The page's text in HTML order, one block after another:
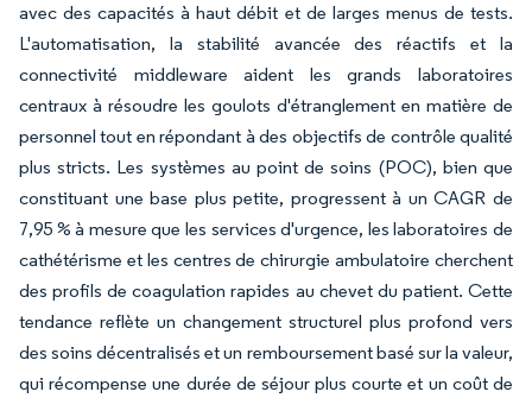
avec des capacités à haut débit et de larges menus de tests.
L'automatisation, la stabilité avancée des réactifs et la
connectivité middleware aident les grands laboratoires
centraux à résoudre les goulots d'étranglement en matière de
personnel tout en répondant à des objectifs de contrôle qualité
plus stricts. Les systèmes au point de soins (POC), bien que
constituant une base plus petite, progressent à un CAGR de
7,95 % à mesure que les services d'urgence, les laboratoires de
cathétérisme et les centres de chirurgie ambulatoire cherchent
des profils de coagulation rapides au chevet du patient. Cette
tendance reflète un changement structurel plus profond vers
des soins décentralisés et un remboursement basé sur la valeur,
qui récompense une durée de séjour plus courte et un coût de